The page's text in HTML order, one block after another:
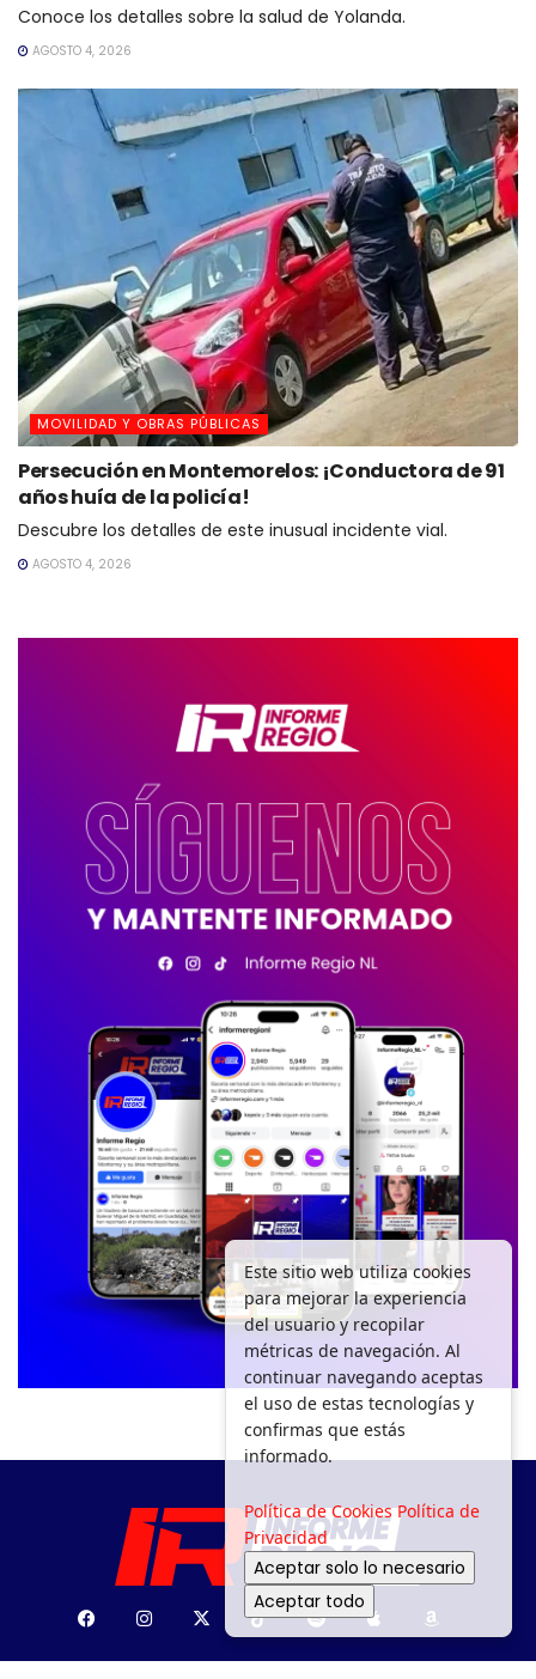
Conoce los detalles sobre la salud de Yolanda.
AGOSTO 4, 2026
MOVILIDAD Y OBRAS PÚBLICAS
Persecución en Montemorelos: ¡Conductora de 91
años huía de la policía!
Descubre los detalles de este inusual incidente vial.
AGOSTO 4, 2026
Este sitio web utiliza cookies
para mejorar la experiencia
del usuario y recopilar
métricas de navegación. Al
continuar navegando aceptas
el uso de estas tecnologías y
confirmas que estás
informado.
Política de Cookies Política de
Privacidad
Aceptar solo lo necesario
Aceptar todo